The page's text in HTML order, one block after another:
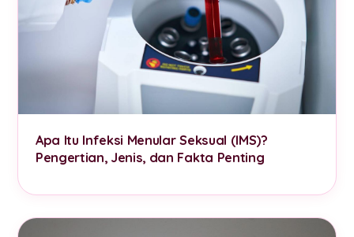
Apa Itu Infeksi Menular Seksual (IMS)?
Pengertian, Jenis, dan Fakta Penting